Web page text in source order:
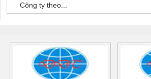
Công ty theo...